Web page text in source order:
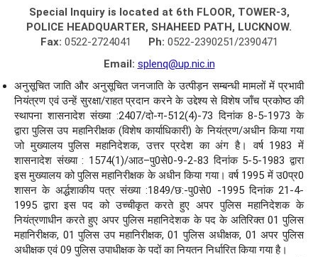
Special Inquiry is located at 6th FLOOR, TOWER-3,
POLICE HEADQUARTER, SHAHEED PATH, LUCKNOW.
Fax: 0522-2724041 Ph: 0522-2390251/2390471
Email: splenq@up.nic.in
अनुसूचित जाति और अनुसूचित जनजाति के उत्पीड़न सम्बन्धी मामलों में प्रभावी
नियंत्रण एवं उन्हें सुरक्षा/राहत प्रदान करने के उद्देश्य से विशेष जाँच प्रकोष्ठ की
स्थापना शासनादेश संख्या :2407/दो-ग-512(4)-73 दिनांक 8-5-1973 के
द्वारा पुलिस उप महानिरीक्षक (विशेष कार्याधिकारी) के नियंत्रण/अधीन किया गया
जो मुख्यालय पुलिस महानिदेशक, उत्तर प्रदेश का अंग है। वर्ष 1983 में
शासनादेश संख्या : 1574(1)/आठ–पु0से0-9-2-83 दिनांक 5-5-1983 द्वारा
इस मुख्यालय को पुलिस महानिरीक्षक के अधीन किया गया। वर्ष 1995 में उ0प्र0
शासन के अर्द्धशाकीय पत्र संख्या :1849/छ:-पु0से0 -1995 दिनांक 21-4-
1995 द्वारा इस पद को उच्चीकृत करते हुए अपर पुलिस महानिदेशक के
नियंत्रणाधीन करते हुए अपर पुलिस महानिदेशक के पद के अतिरिक्त 01 पुलिस
महानिरीक्षक, 01 पुलिस उप महानिरीक्षक, 01 पुलिस अधीक्षक, 01 अपर पुलिस
अधीक्षक एवं 09 पुलिस उपाधीक्षक के पदों का नियतन निर्धारित किया गया है।